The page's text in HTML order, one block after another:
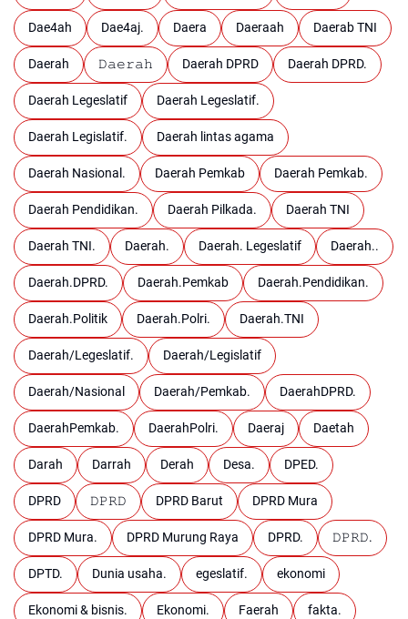
Dae4ah Dae4aj. Daera Daeraah Daerab TNI
Daerah 𝙳𝚊𝚎𝚛𝚊𝚑 Daerah DPRD Daerah DPRD.
Daerah Legeslatif Daerah Legeslatif.
Daerah Legislatif. Daerah lintas agama
Daerah Nasional. Daerah Pemkab Daerah Pemkab.
Daerah Pendidikan. Daerah Pilkada. Daerah TNI
Daerah TNI. Daerah. Daerah. Legeslatif Daerah..
Daerah.DPRD. Daerah.Pemkab Daerah.Pendidikan.
Daerah.Politik Daerah.Polri. Daerah.TNI
Daerah/Legeslatif. Daerah/Legislatif
Daerah/Nasional Daerah/Pemkab. DaerahDPRD.
DaerahPemkab. DaerahPolri. Daeraj Daetah
Darah Darrah Derah Desa. DPED.
DPRD 𝙳𝙿𝚁𝙳 DPRD Barut DPRD Mura
DPRD Mura. DPRD Murung Raya DPRD. 𝙳𝙿𝚁𝙳.
DPTD. Dunia usaha. egeslatif. ekonomi
Ekonomi & bisnis. Ekonomi. Faerah fakta.